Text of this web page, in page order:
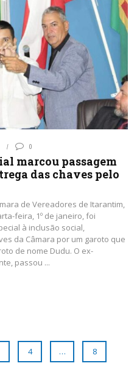
0
marcou passagem
das chaves pelo
de Vereadores de Itarantim,
feira, 1º de janeiro, foi
à inclusão social,
da Câmara por um garoto que
de nome Dudu. O ex-
passou ...
4 … 8